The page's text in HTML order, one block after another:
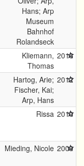
Hans; Arp
Museum
Bahnhof
Rolandseck
Kliemann,
Thomas
2016
Hartog, Arie;
Fischer, Kai;
Arp, Hans
2012
Rissa 2010
Mieding, Nicole 2009